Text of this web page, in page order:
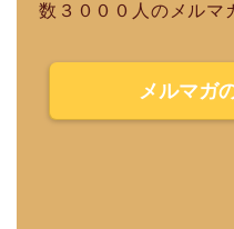
数３０００人のメルマ
メルマガ